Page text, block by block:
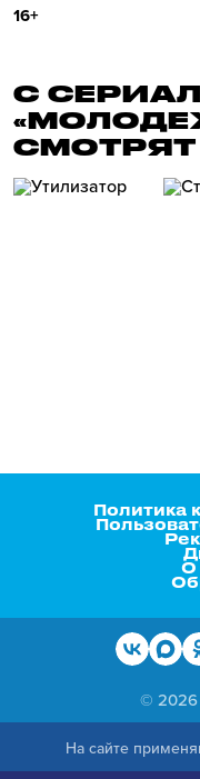
16+
С
СМОТРЯТ
Политика
О
© 2026
На сайте